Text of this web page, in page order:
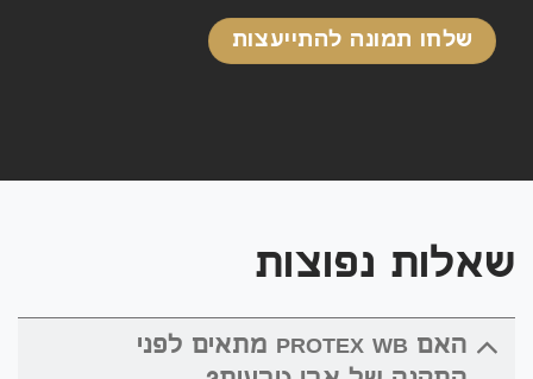
שלחו תמונה להתייעצות
שאלות נפוצות
האם PROTEX WB מתאים לפני